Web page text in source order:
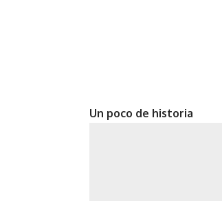
Un poco de historia